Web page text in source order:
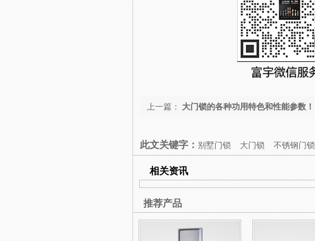
上一篇： 大门锁的各种功用特色和性能参数！
此文关键字： 别墅门锁 大门锁 不锈钢门锁
相关资讯
推荐产品